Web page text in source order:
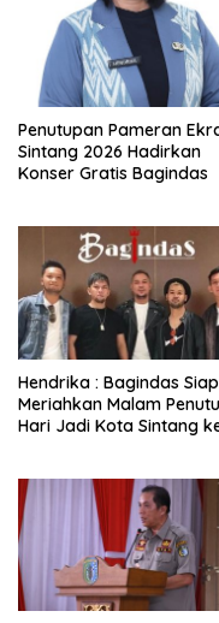
Penutupan Pameran
Sintang 2026 Hadirkan
Konser Gratis Bagindas
Hendrika : Bagindas Siap
Meriahkan Malam
Hari Jadi Kota Sintang